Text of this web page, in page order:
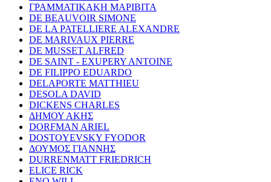
ΓΡΑΜΜΑΤΙΚΑΚΗ ΜΑΡΙΒΙΤΑ
DE BEAUVOIR SIMONE
DE LA PATELLIERE ALEXANDRE
DE MARIVAUX PIERRE
DE MUSSET ALFRED
DE SAINT - EXUPERY ANTOINE
DE FILIPPO EDUARDO
DELAPORTE MATTHIEU
DESOLA DAVID
DICKENS CHARLES
ΔΗΜΟΥ ΑΚΗΣ
DORFMAN ARIEL
DOSTOYEVSKY FYODOR
ΔΟΥΜΟΣ ΓΙΑΝΝΗΣ
DURRENMATT FRIEDRICH
ELICE RICK